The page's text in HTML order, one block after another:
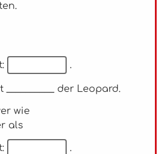
.
__________ der Leopard.
wie
als
.